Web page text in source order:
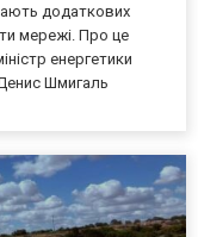
додаткових
мережі. Про це
енергетики
Шмигаль